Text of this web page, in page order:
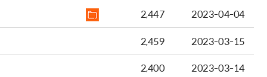
2,447
2023-04-04
2,459
2023-03-15
2,400
2023-03-14